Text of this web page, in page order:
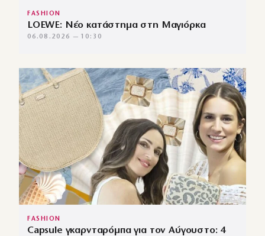
FASHION
LOEWE: Νέο κατάστημα στη Μαγιόρκα
06.08.2026 — 10:30
FASHION
Capsule γκαρνταρόμπα για τον Αύγουστο: 4